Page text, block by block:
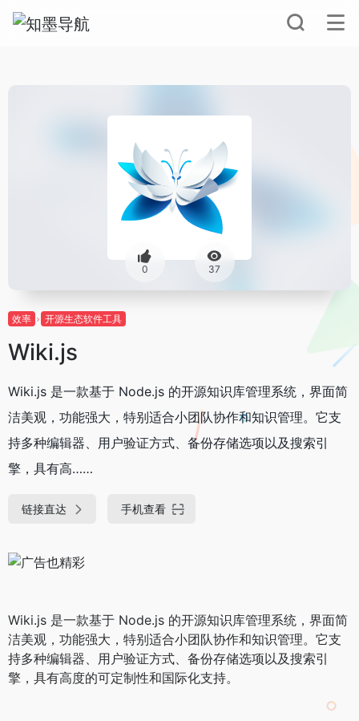
0 37
效率 开源生态软件工具
Wiki.js
Wiki.js 是一款基于 Node.js 的开源知识库管理系统，界面简
洁美观，功能强大，特别适合小团队协作和知识管理。它支
持多种编辑器、用户验证方式、备份存储选项以及搜索引
擎，具有高……
链接直达 手机查看
Wiki.js 是一款基于 Node.js 的开源知识库管理系统，界面简
洁美观，功能强大，特别适合小团队协作和知识管理。它支
持多种编辑器、用户验证方式、备份存储选项以及搜索引
擎，具有高度的可定制性和国际化支持。